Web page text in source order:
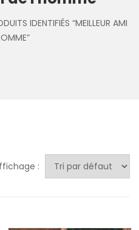
IDENTIFIÉS “MEILLEUR AMI
: